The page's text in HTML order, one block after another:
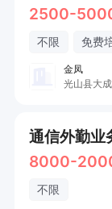
2500-
不限 免费
金凤
光山县大
通信外勤业
8000-
不限